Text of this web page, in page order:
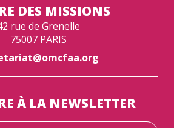
À LA NEWSLETTER
DES MISSIONS
rue de Grenelle
75007 PARIS